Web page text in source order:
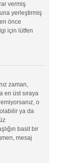
vermiş
yerleştirmiş
önce
için lütfen
zaman,
en üst sıraya
o
ya da
basit bir
mesaj